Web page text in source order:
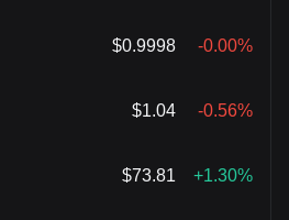
$0.9998 -0.00%
$1.04 -0.56%
$73.81 +1.30%